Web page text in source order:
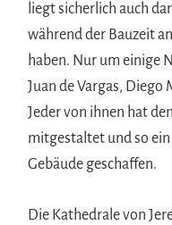
liegt sicherlich auch
während der Bauzeit
haben. Nur um einige
Juan de Vargas,
Jeder von ihnen hat
mitgestaltet und so
Gebäude geschaffen.
Die Kathedrale von